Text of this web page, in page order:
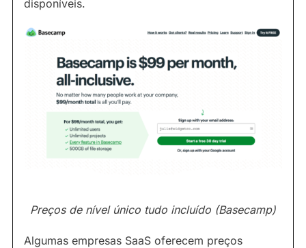
disponíveis.
Preços de nível único tudo incluído (Basecamp)
Algumas empresas SaaS oferecem preços